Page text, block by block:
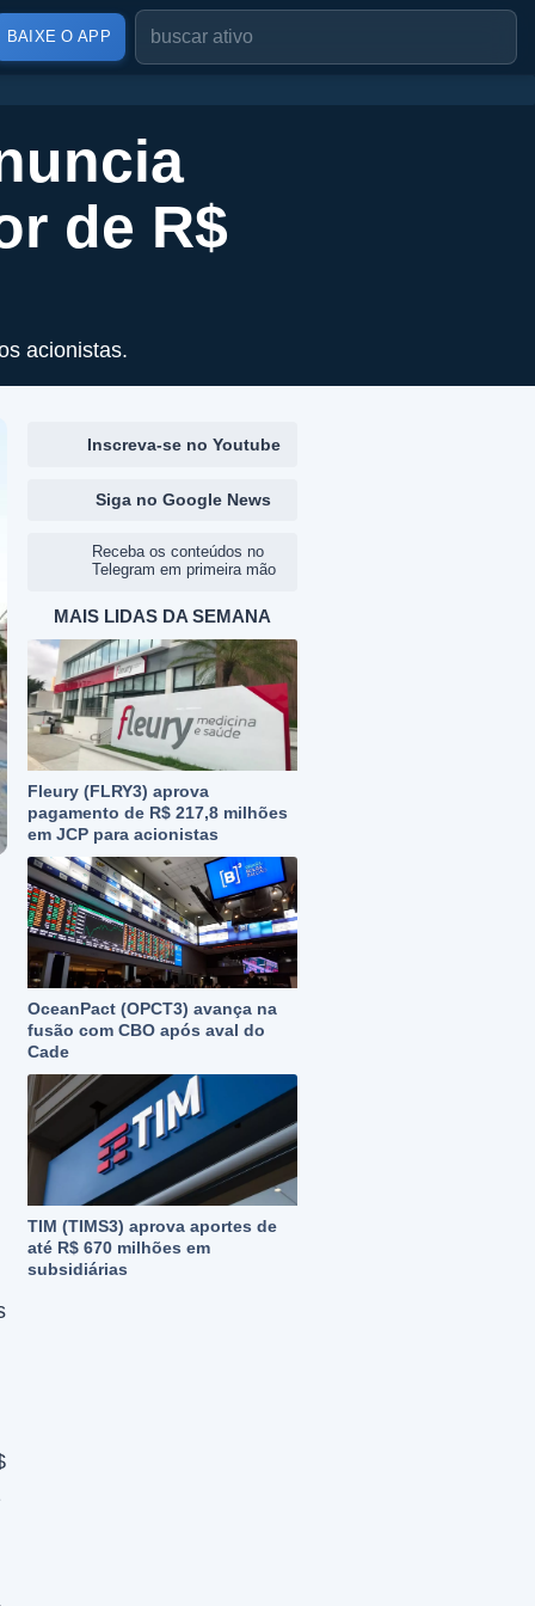
BAIXE O APP
de R$
acionistas.
Inscreva-se no Youtube
Siga no Google News
Receba os conteúdos no
Telegram em primeira mão
MAIS LIDAS DA SEMANA
Fleury (FLRY3) aprova
pagamento de R$ 217,8 milhões
em JCP para acionistas
OceanPact (OPCT3) avança na
fusão com CBO após aval do
Cade
TIM (TIMS3) aprova aportes de
até R$ 670 milhões em
subsidiárias